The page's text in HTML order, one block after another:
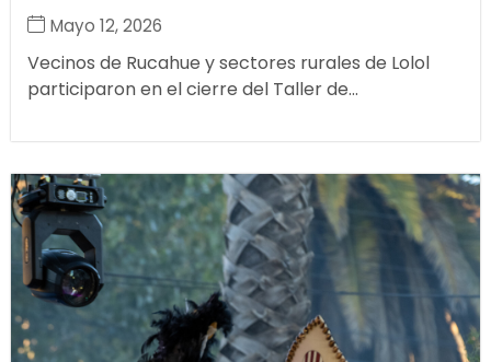
Mayo 12, 2026
Vecinos de Rucahue y sectores rurales de Lolol
participaron en el cierre del Taller de...